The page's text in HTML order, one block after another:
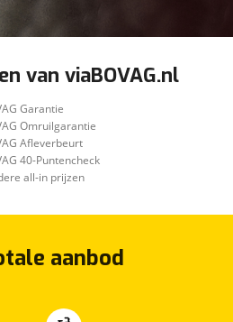
van viaBOVAG.nl
Garantie
Omruilgarantie
Afleverbeurt
40-Puntencheck
all-in prijzen
aanbod